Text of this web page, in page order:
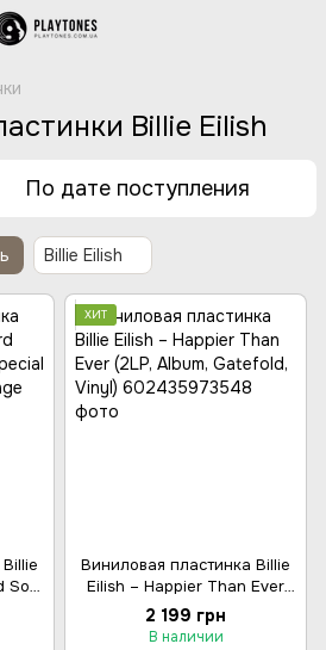
Billie Eilish
По дате поступления
Billie Eilish
Soft
ХИТ
Виниловая пластинка Billie
Eilish – Happier Than Ever
(2LP, Album, Gatefold, Vinyl)
2 199 грн
В наличии